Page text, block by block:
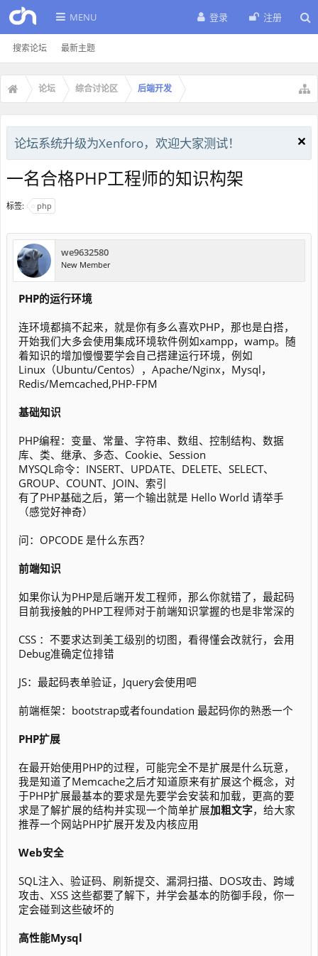
MENU
搜索论坛 最新主题
登录 注册
论坛 综合讨论区 后端开发
论坛系统升级为Xenforo，欢迎大家测试！
一名合格PHP工程师的知识构架
标签: php
we9632580
New Member
PHP的运行环境
连环境都搞不起来，就是你有多么喜欢PHP，那也是白搭，
开始我们大多会使用集成环境软件例如xampp，wamp。随
着知识的增加慢慢要学会自己搭建运行环境，例如
Linux（Ubuntu/Centos），Apache/Nginx，Mysql，
Redis/Memcached,PHP-FPM
基础知识
PHP编程：变量、常量、字符串、数组、控制结构、数据
库、类、继承、多态、Cookie、Session
MYSQL命令：INSERT、UPDATE、DELETE、SELECT、
GROUP、COUNT、JOIN、索引
有了PHP基础之后，第一个输出就是 Hello World 请举手
（感觉好神奇）
问：OPCODE 是什么东西？
前端知识
如果你认为PHP是后端开发工程师，那么你就错了，最起码
目前我接触的PHP工程师对于前端知识掌握的也是非常深的
CSS ：不要求达到美工级别的切图，看得懂会改就行，会用
Debug准确定位排错
JS：最起码表单验证，Jquery会使用吧
前端框架：bootstrap或者foundation 最起码你的熟悉一个
PHP扩展
在最开始使用PHP的过程，可能完全不是扩展是什么玩意，
我是知道了Memcache之后才知道原来有扩展这个概念，对
于PHP扩展最基本的要求是先要学会安装和加载，更高的要
求是了解扩展的结构并实现一个简单扩展加粗文字，给大家
推荐一个网站PHP扩展开发及内核应用
Web安全
SQL注入、验证码、刷新提交、漏洞扫描、DOS攻击、跨域
攻击、XSS 这些都要了解下，并学会基本的防御手段，你一
定会碰到这些破坏的
高性能Mysql